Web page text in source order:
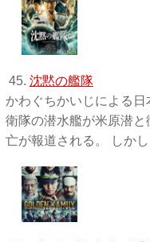
45. 沈黙の艦隊
かわぐちかいじによる
衛隊の潜水艦が米原潜
亡が報道される。 しかし